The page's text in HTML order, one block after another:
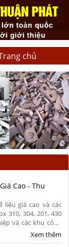
chủ
Cao - Thu
liệu giá cao và các
310, 304, 201, 430
và các khu công
quốc. Thu mua tận
Xem thêm